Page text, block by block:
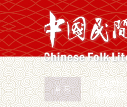
首 页
中国民协
权益保护